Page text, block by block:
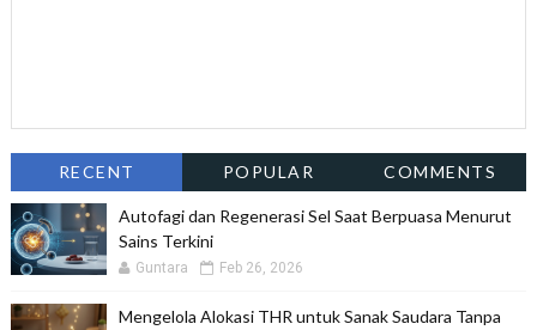
RECENT POPULAR COMMENTS
Autofagi dan Regenerasi Sel Saat Berpuasa Menurut
Sains Terkini
Guntara Feb 26, 2026
Mengelola Alokasi THR untuk Sanak Saudara Tanpa